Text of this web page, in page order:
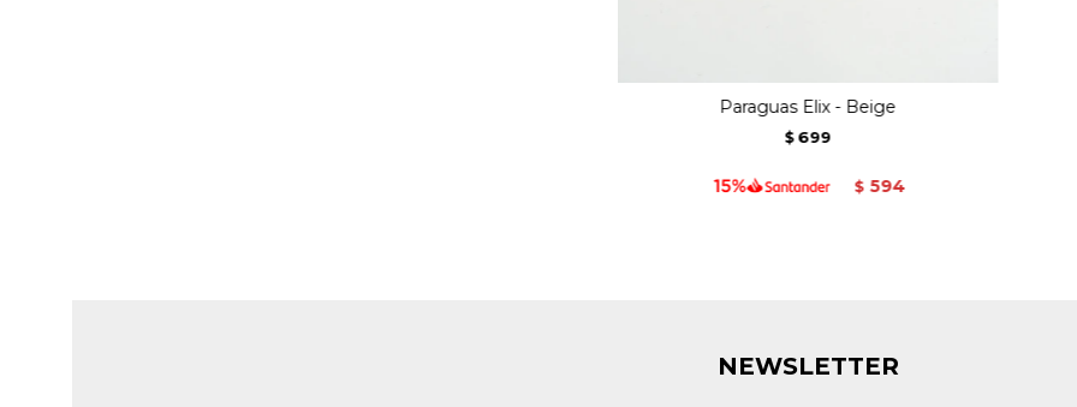
Paraguas Elix - Beige
$ 699
$ 594
NEWSLETTER